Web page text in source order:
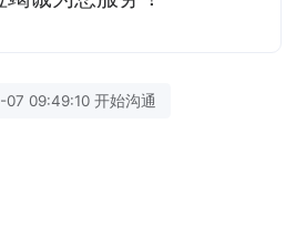
07 09:49:10 开始沟通